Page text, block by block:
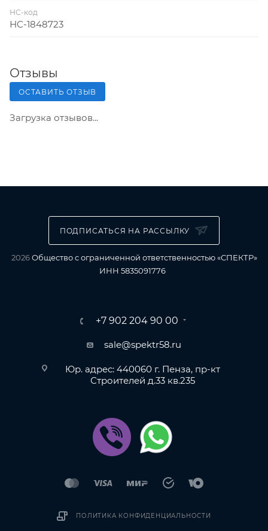
НС-код
НС-1848723
Отзывы
ОСТАВИТЬ ОТЗЫВ
Загрузка отзывов...
ПОДПИСАТЬСЯ НА РАССЫЛКУ
2026Общество с ограниченной ответственностью «СПЕКТР»
ИНН 5835091776
+7 902 204 90 00
sale@spektr58.ru
Юр. адрес: 440060 г. Пенза, пр-кт
Строителей д.33 кв.235
ПОЛИТИКА КОНФИДЕНЦИАЛЬНОСТИ